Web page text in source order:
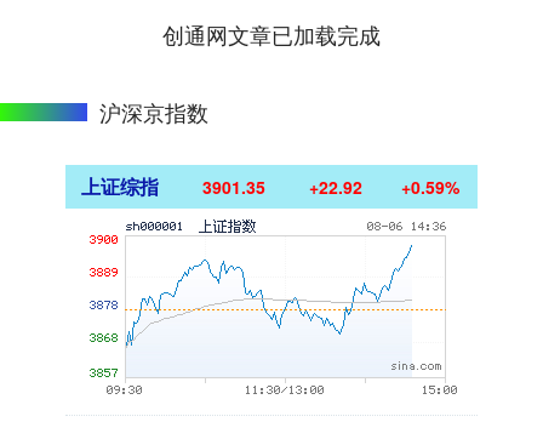
创通网文章已加载完成
沪深京指数
上证综指 3901.35 +22.92 +0.59%